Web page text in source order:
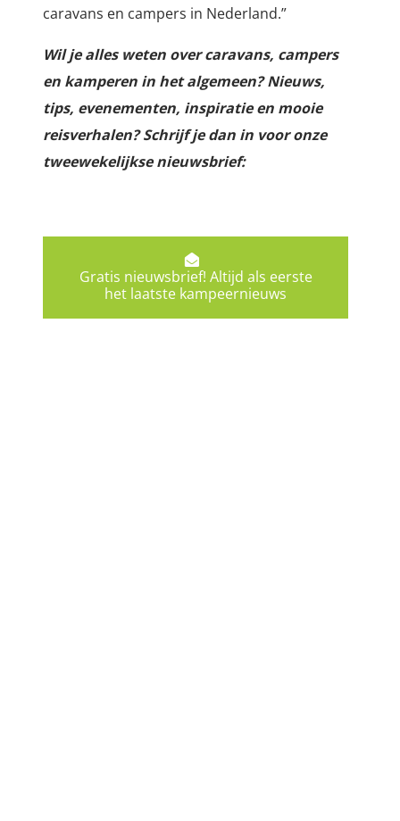
caravans en campers in Nederland.”
Wil je alles weten over caravans, campers
en kamperen in het algemeen? Nieuws,
tips, evenementen, inspiratie en mooie
reisverhalen? Schrijf je dan in voor onze
tweewekelijkse nieuwsbrief:
Gratis nieuwsbrief! Altijd als eerste
het laatste kampeernieuws